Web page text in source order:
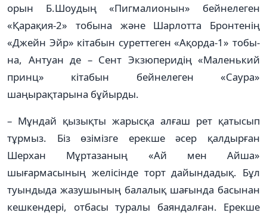
орын Б.Шоудың «Пигмалионын» бейнелеген
«Қарақия-2» тобына және Шарлотта Бронтенің
«Джейн Эйр» кітабын суреттеген «Ақорда-1» тобы­
на, Антуан де – Сент Экзюперидің «Ма­­ленький
принц» кітабын бейнелеген «Саура»
шаңырақтарына бұйырды.
– Мұндай қызықты жарысқа алғаш рет қатысып
тұрмыз. Біз өзімізге ерекше әсер қалдырған
Шерхан Мұртазаның «Ай мен Айша»
шығармасының желі­сінде торт дайындадық. Бұл
туындыда жазушының балалық шағында ба­сынан
кешкендері, отбасы туралы баян­дал­­ған. Ерекше